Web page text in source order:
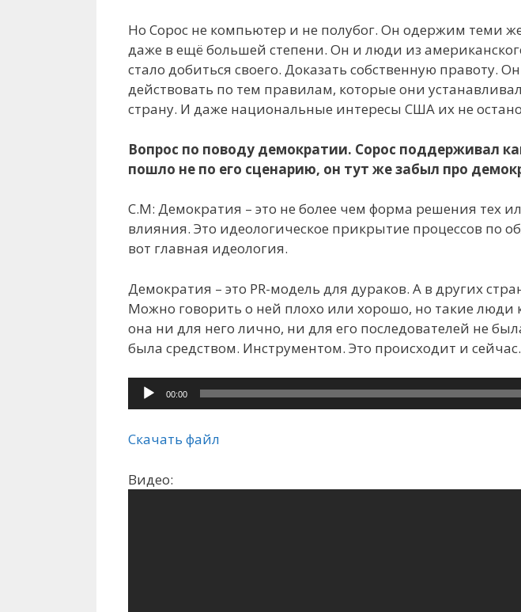
Но Сорос не компьютер и не полубог. Он одержим теми
даже в ещё большей степени. Он и люди из
стало добиться своего. Доказать собственную правоту.
действовать по тем правилам, которые они
страну. И даже национальные интересы США их не
Вопрос по поводу демократии. Сорос поддерживал
пошло не по его сценарию, он тут же забыл про
С.М: Демократия – это не более чем форма решения тех
влияния. Это идеологическое прикрытие процессов по
вот главная идеология.
Демократия – это PR-модель для дураков. А в других
Можно говорить о ней плохо или хорошо, но такие
она ни для него лично, ни для его последователей не
была средством. Инструментом. Это происходит и сейчас.
Аудиоплеер
00:00
Скачать файл
Видео: